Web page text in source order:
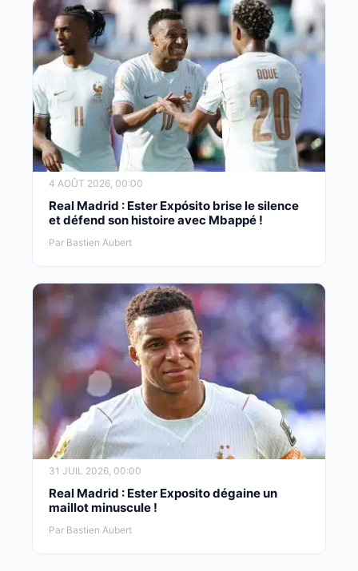
4 AOÛT 2026, 00:00
Real Madrid : Ester Expósito brise le silence
et défend son histoire avec Mbappé !
Par Bastien Aubert
31 JUIL 2026, 00:00
Real Madrid : Ester Exposito dégaine un
maillot minuscule !
Par Bastien Aubert